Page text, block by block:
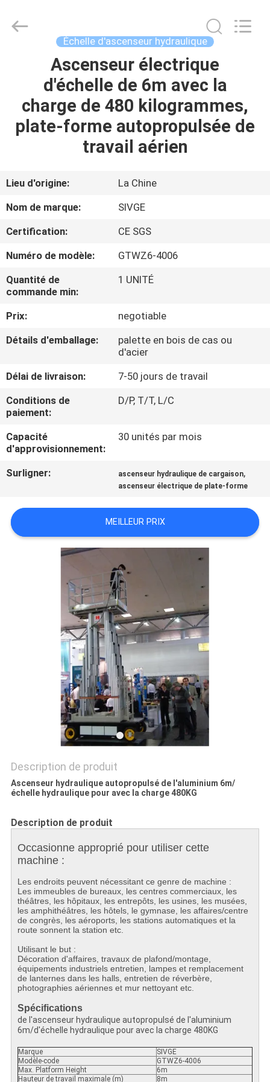
MAISON
PRODUITS
VIDÉOS
AU
SUJET
NOUS
VISITE
D'USINE
CONTRÔLE
QUALITÉ
CONTACTEZ-
NOUS
DEMANDEZ
CITATION
PRIVACY
SIVGE
MACHINERY
Échelle d'ascenseur hydraulique
Ascenseur électrique
d'échelle de 6m avec la
charge de 480 kilogrammes,
plate-forme autopropulsée de
travail aérien
Lieu d'origine:
La Chine
Nom de marque:
SIVGE
Certification:
CE SGS
Numéro de modèle:
GTWZ6-4006
Quantité de
commande min:
1 UNITÉ
Prix:
negotiable
Détails d'emballage:
palette en bois de cas ou
d'acier
Délai de livraison:
7-50 jours de travail
Conditions de
paiement:
D/P, T/T, L/C
Capacité
d'approvisionnement:
30 unités par mois
Surligner: ascenseur hydraulique de cargaison,
ascenseur électrique de plate-forme
MEILLEUR PRIX
Description de produit
Ascenseur hydraulique autopropulsé de l'aluminium 6m/
échelle hydraulique pour avec la charge 480KG
Description de produit
Occasionne approprié pour utiliser cette
machine :
Les endroits peuvent nécessitant ce genre de machine :
Les immeubles de bureaux, les centres commerciaux, les
théâtres, les hôpitaux, les entrepôts, les usines, les musées,
les amphithéâtres, les hôtels, le gymnase, les affaires/centre
de congrès, les aéroports, les stations automatiques et la
route sonnent la station etc.
Utilisant le but :
Décoration d'affaires, travaux de plafond/montage,
équipements industriels entretien, lampes et remplacement
de lanternes dans les halls, entretien de réverbère,
photographies aériennes et mur nettoyant etc.
Spécifications
de l'ascenseur hydraulique autopropulsé de l'aluminium
6m/d'échelle hydraulique pour avec la charge 480KG
Marque
SIVGE
Modèle-code
GTWZ6-4006
Max. Platform Height
6m
Hauteur de travail maximale (m)
8m